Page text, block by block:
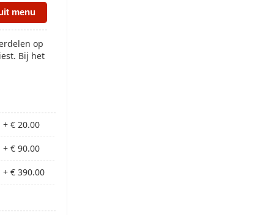
menu
op
Bij het
+ € 20.00
+ € 90.00
+ € 390.00